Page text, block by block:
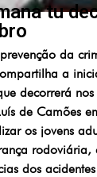
tu
da
a
decorrerá
de Camões
os jovens
rodoviária,
dos